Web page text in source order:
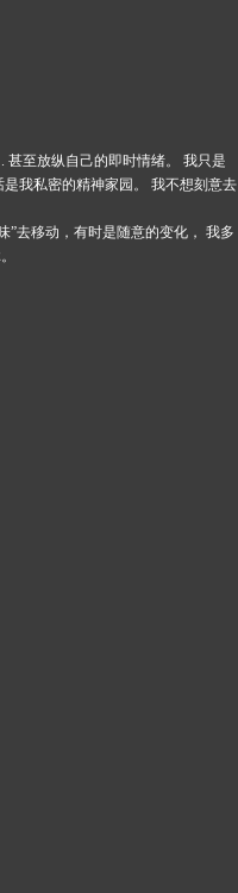
至放纵自己的即时情绪。 我只是
我私密的精神家园。 我不想刻意去
”去移动，有时是随意的变化， 我多